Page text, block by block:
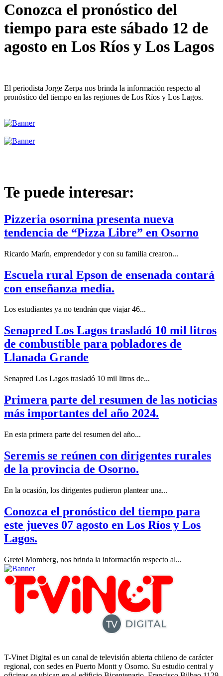
Conozca el pronóstico del
tiempo para este sábado 12 de
agosto en Los Ríos y Los Lagos
El periodista Jorge Zerpa nos brinda la información respecto al
pronóstico del tiempo en las regiones de Los Ríos y Los Lagos.
Te puede interesar:
Pizzeria osornina presenta nueva
tendencia de “Pizza Libre” en Osorno
Ricardo Marín, emprendedor y con su familia crearon...
Escuela rural Epson de ensenada contará
con enseñanza media.
Los estudiantes ya no tendrán que viajar 46...
Senapred Los Lagos trasladó 10 mil litros
de combustible para pobladores de
Llanada Grande
Senapred Los Lagos trasladó 10 mil litros de...
Primera parte del resumen de las noticias
más importantes del año 2024.
En esta primera parte del resumen del año...
Seremis se reúnen con dirigentes rurales
de la provincia de Osorno.
En la ocasión, los dirigentes pudieron plantear una...
Conozca el pronóstico del tiempo para
este jueves 07 agosto en Los Ríos y Los
Lagos.
Gretel Momberg, nos brinda la información respecto al...
T-Vinet Digital es un canal de televisión abierta chileno de carácter
regional, con sedes en Puerto Montt y Osorno. Su estudio central y